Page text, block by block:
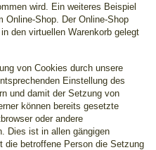
wird. Ein weiteres Beispiel
Online-Shop. Der Online-Shop
den virtuellen Warenkorb gelegt
von Cookies durch unsere
Einstellung des
und damit der Setzung von
können bereits gesetzte
oder andere
Dies ist in allen gängigen
die betroffene Person die Setzung